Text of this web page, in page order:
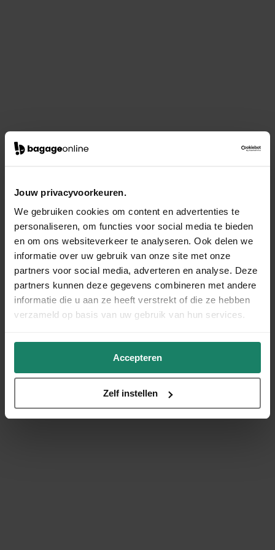
Jouw privacyvoorkeuren.
We gebruiken cookies om content en advertenties te
personaliseren, om functies voor social media te bieden
en om ons websiteverkeer te analyseren. Ook delen we
informatie over uw gebruik van onze site met onze
partners voor social media, adverteren en analyse. Deze
partners kunnen deze gegevens combineren met andere
informatie die u aan ze heeft verstrekt of die ze hebben
verzameld op basis van uw gebruik van hun services.
Accepteren
Zelf instellen